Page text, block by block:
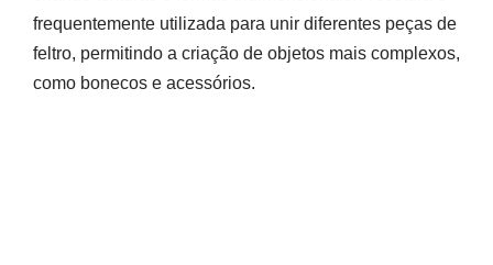
frequentemente utilizada para unir diferentes peças de
feltro, permitindo a criação de objetos mais complexos,
como bonecos e acessórios.